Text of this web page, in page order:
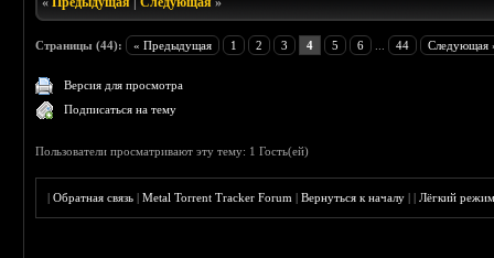
Страницы (44): « Предыдущая 1 2 3 4 5 6 44 Следующая
Версия для просмотра
Подписаться на тему
Пользователи просматривают эту тему: 1 Гость(ей)
|Обратная связь |Metal Torrent Tracker Forum |Вернуться к началу ||Лёгкий